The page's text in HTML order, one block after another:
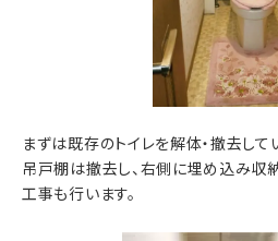
まずは既存のトイレを解体・撤去して
吊戸棚は撤去し、右側に埋め込み収
工事も行います。